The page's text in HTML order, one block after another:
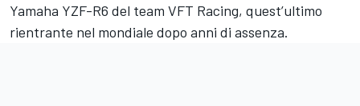
Yamaha YZF-R6 del team VFT Racing, quest’ultimo
rientrante nel mondiale dopo anni di assenza.